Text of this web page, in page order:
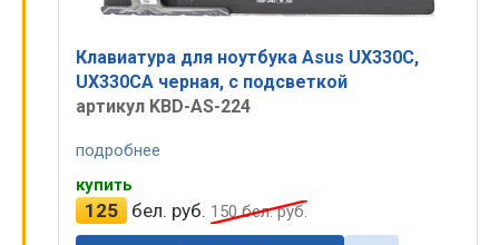
Клавиатура для ноутбука Asus UX330C,
UX330CA черная, с подсветкой
артикул KBD-AS-224
подробнее
купить
125 бел. руб. 150бел. руб.